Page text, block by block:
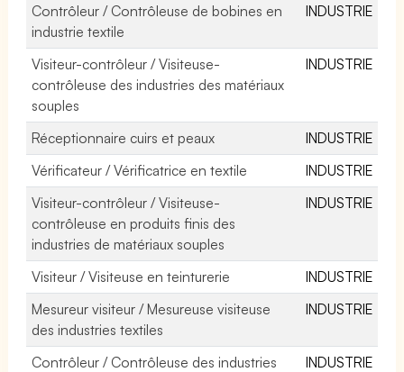
Contrôleur / Contrôleuse de bobines en
industrie textile
INDUSTRIE
Visiteur-contrôleur / Visiteuse-
contrôleuse des industries des matériaux
souples
INDUSTRIE
Réceptionnaire cuirs et peaux
INDUSTRIE
Vérificateur / Vérificatrice en textile
INDUSTRIE
Visiteur-contrôleur / Visiteuse-
contrôleuse en produits finis des
industries de matériaux souples
INDUSTRIE
Visiteur / Visiteuse en teinturerie
INDUSTRIE
Mesureur visiteur / Mesureuse visiteuse
des industries textiles
INDUSTRIE
Contrôleur / Contrôleuse des industries
INDUSTRIE